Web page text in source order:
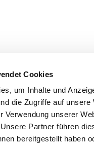
Cookies
um Inhalte und
die Zugriffe auf
Verwendung unserer
Partner führen
bereitgestellt haben